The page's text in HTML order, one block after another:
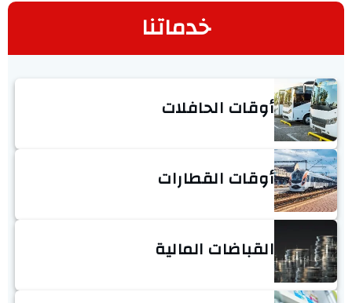
خدماتنا
أوقات الحافلات
أوقات القطارات
القباضات المالية